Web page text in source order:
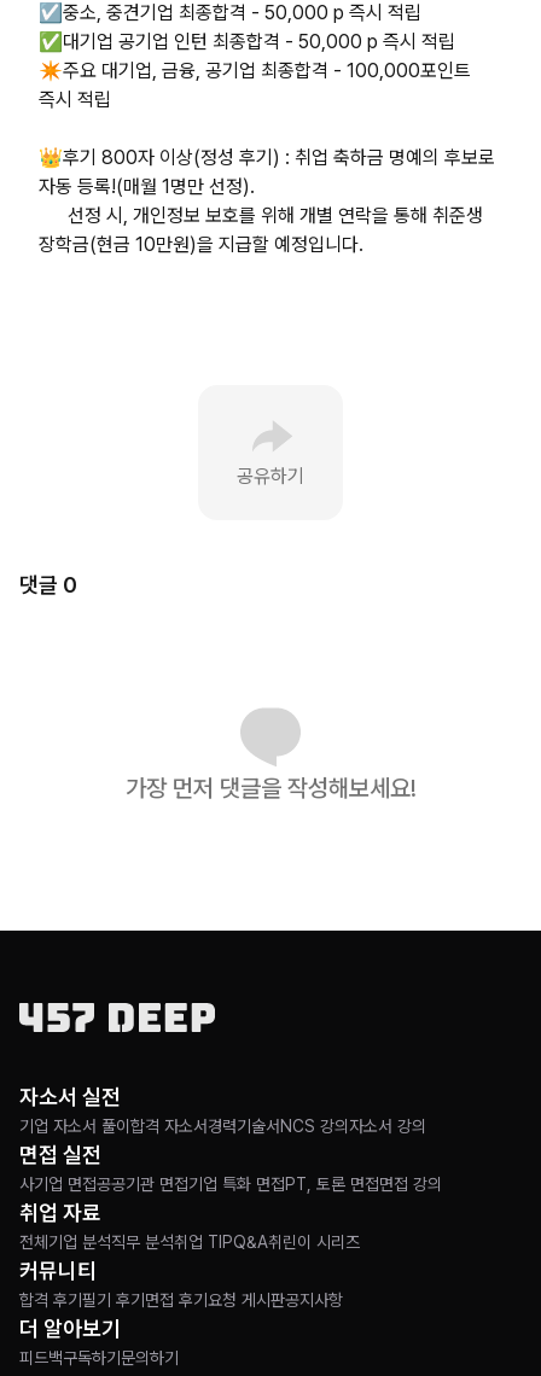
☑️중소, 중견기업 최종합격 - 50,000 p 즉시 적립
✅대기업 공기업 인턴 최종합격 - 50,000 p 즉시 적립
✴️주요 대기업, 금융, 공기업 최종합격 - 100,000포인트
즉시 적립
👑후기 800자 이상(정성 후기) : 취업 축하금 명예의 후보로
자동 등록!(매월 1명만 선정).
선정 시, 개인정보 보호를 위해 개별 연락을 통해 취준생
장학금(현금 10만원)을 지급할 예정입니다.
공유하기
댓글 0
가장 먼저 댓글을 작성해보세요!
자소서 실전
기업 자소서 풀이 합격 자소서경력기술서 NCS 강의자소서 강의
면접 실전
사기업 면접공공기관 면접기업 특화 면접PT, 토론 면접면접 강의
취업 자료
전체 기업 분석직무 분석취업 TIPQ&A취린이 시리즈
커뮤니티
합격 후기 필기 후기 면접 후기 요청 게시판공지사항
더 알아보기
피드백구독하기 문의하기